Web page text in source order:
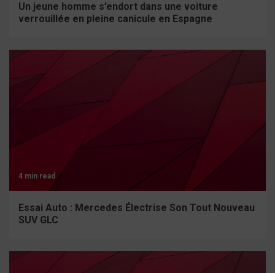
Un jeune homme s’endort dans une voiture
verrouillée en pleine canicule en Espagne
4 min read
Essai Auto : Mercedes Électrise Son Tout Nouveau
SUV GLC